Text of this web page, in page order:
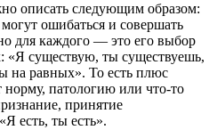
описать следующим образом:
ошибаться и совершать
для каждого — это его выбор
«Я существую, ты существуешь,
на равных». То есть плюс
норму, патологию или что-то
принятие
есть, ты есть».